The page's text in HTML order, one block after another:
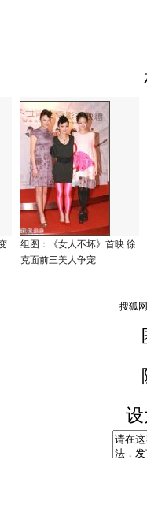
组图：《女人不坏》首映 徐
克面前三美人争宠